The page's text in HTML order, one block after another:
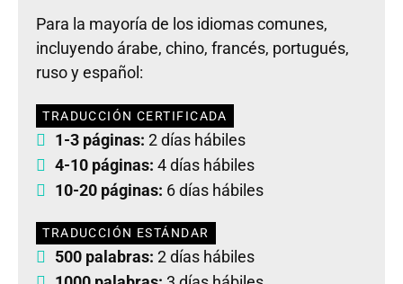
Para la mayoría de los idiomas comunes,
incluyendo árabe, chino, francés, portugués,
ruso y español:
TRADUCCIÓN CERTIFICADA
1-3 páginas: 2 días hábiles
4-10 páginas: 4 días hábiles
10-20 páginas: 6 días hábiles
TRADUCCIÓN ESTÁNDAR
500 palabras: 2 días hábiles